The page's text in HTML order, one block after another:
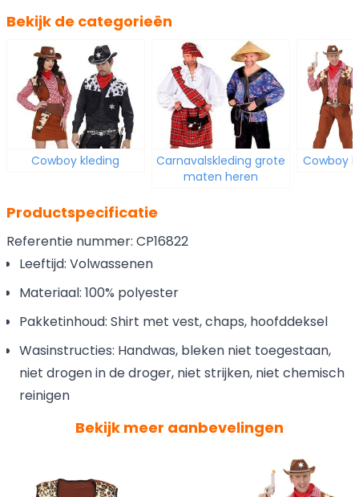
Bekijk de categorieën
Cowboy kleding
Carnavalskleding grote
maten heren
Cowboy
Productspecificatie
Referentie nummer: CP16822
Leeftijd: Volwassenen
Materiaal: 100% polyester
Pakketinhoud: Shirt met vest, chaps, hoofddeksel
Wasinstructies: Handwas, bleken niet toegestaan,
niet drogen in de droger, niet strijken, niet chemisch
reinigen
Bekijk meer aanbevelingen